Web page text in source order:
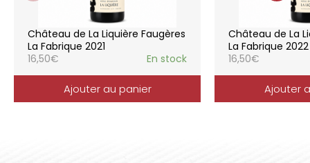
consommation, à chaque moment de la vie,
elle reflète parfaitement la pureté de
l’expression du terroir.
Château de La Liquière Faugères
La Fabrique 2021
16,50€ En stock
Ajouter au panier
Château de La
La Fabrique 2022
16,50€
Ajouter